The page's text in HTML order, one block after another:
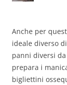
Anche per
ideale diverso
panni diversi
prepara i
bigliettini